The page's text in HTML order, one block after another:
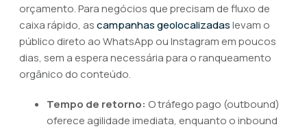
orçamento. Para negócios que precisam de fluxo de
caixa rápido, ascampanhas geolocalizadaslevam o
público direto ao WhatsApp ou Instagram em poucos
dias, sem a espera necessária para o ranqueamento
orgânico do conteúdo.
Tempo de retorno: O tráfego pago (outbound)
oferece agilidade imediata, enquanto o inbound